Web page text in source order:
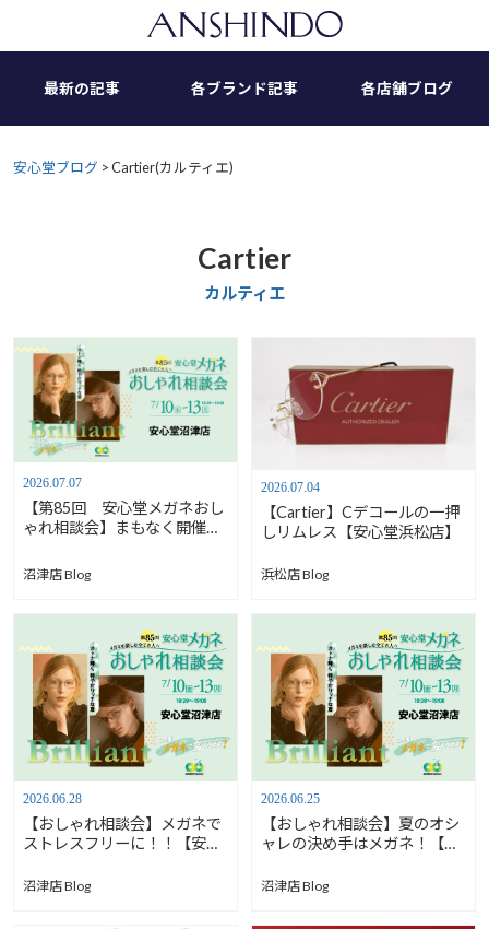
最新の記事 各ブランド記事 各店舗ブログ
安心堂ブログ >Cartier(カルティエ)
Cartier
カルティエ
2026.07.07
【第85回 安心堂メガネおし
ゃれ相談会】まもなく開催で
沼津店 Blog
2026.07.04
【Cartier】Cデコールの一押
しリムレス【安心堂浜松店】
浜松店 Blog
2026.06.28
【おしゃれ相談会】メガネで
ストレスフリーに！！【安心
沼津店 Blog
2026.06.25
【おしゃれ相談会】夏のオシ
ャレの決め手はメガネ！【安
沼津店 Blog